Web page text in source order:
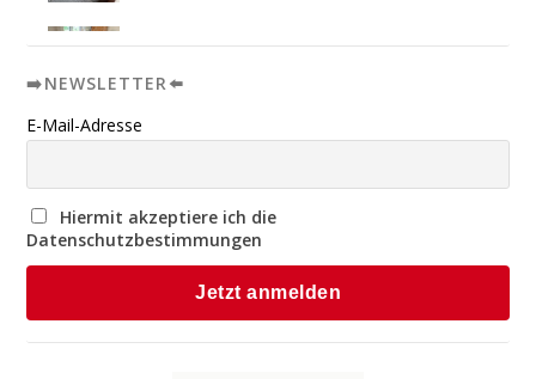
➡️NEWSLETTER⬅️
E-Mail-Adresse
Hiermit akzeptiere ich die
Datenschutzbestimmungen